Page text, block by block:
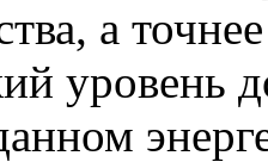
а
уровень